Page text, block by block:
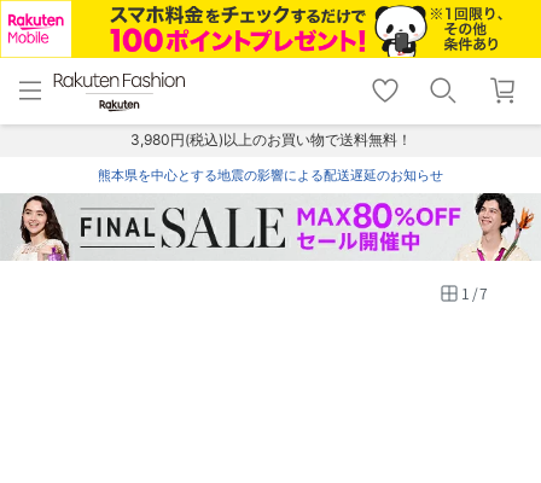
menu home
トップ
shopping_cart lock_outline
ログイン
3,980円(税込)以上のお買い物で送料無料！
熊本県を中心とする地震の影響による配送遅延のお知らせ
1 /7